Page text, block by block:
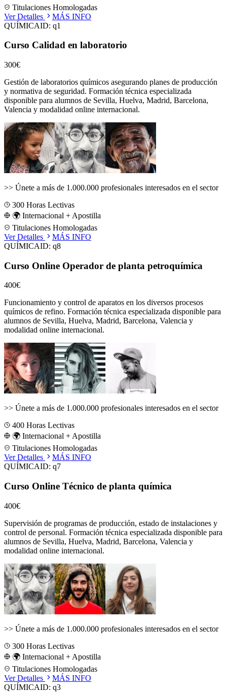
Titulaciones Homologadas
Ver Detalles
MÁS INFO
QUÍMICAID: q1
Curso Calidad en laboratorio
300€
Gestión de laboratorios químicos asegurando planes de producción
y normativa de seguridad. Formación técnica especializada
disponible para alumnos de Sevilla, Huelva, Madrid, Barcelona,
Valencia y modalidad online internacional.
>> Únete a más de 1.000.000 profesionales interesados en el sector
300 Horas Lectivas
🌍 Internacional + Apostilla
Titulaciones Homologadas
Ver Detalles
MÁS INFO
QUÍMICAID: q8
Curso Online Operador de planta petroquímica
400€
Funcionamiento y control de aparatos en los diversos procesos
químicos de refino. Formación técnica especializada disponible para
alumnos de Sevilla, Huelva, Madrid, Barcelona, Valencia y
modalidad online internacional.
>> Únete a más de 1.000.000 profesionales interesados en el sector
400 Horas Lectivas
🌍 Internacional + Apostilla
Titulaciones Homologadas
Ver Detalles
MÁS INFO
QUÍMICAID: q7
Curso Online Técnico de planta química
400€
Supervisión de programas de producción, estado de instalaciones y
control de personal. Formación técnica especializada disponible para
alumnos de Sevilla, Huelva, Madrid, Barcelona, Valencia y
modalidad online internacional.
>> Únete a más de 1.000.000 profesionales interesados en el sector
300 Horas Lectivas
🌍 Internacional + Apostilla
Titulaciones Homologadas
Ver Detalles
MÁS INFO
QUÍMICAID: q3